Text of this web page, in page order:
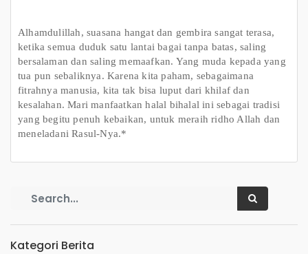
Alhamdulillah, suasana hangat dan gembira sangat terasa,
ketika semua duduk satu lantai bagai tanpa batas, saling
bersalaman dan saling memaafkan. Yang muda kepada yang
tua pun sebaliknya. Karena kita paham, sebagaimana
fitrahnya manusia, kita tak bisa luput dari khilaf dan
kesalahan. Mari manfaatkan halal bihalal ini sebagai tradisi
yang begitu penuh kebaikan, untuk meraih ridho Allah dan
meneladani Rasul-Nya.*
Kategori Berita